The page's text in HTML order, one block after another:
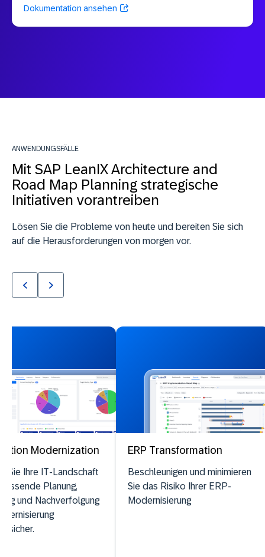
Dokumentation ansehen
ANWENDUNGSFÄLLE
Mit SAP LeanIX Architecture and
Road Map Planning strategische
Initiativen vorantreiben
Lösen Sie die Probleme von heute und bereiten Sie sich
auf die Herausforderungen von morgen vor.
Modernization
Sie Ihre IT-Landschaft
Planung,
und Nachverfolgung
ERP Transformation
Beschleunigen und minimieren
Sie das Risiko Ihrer ERP-
Modernisierung